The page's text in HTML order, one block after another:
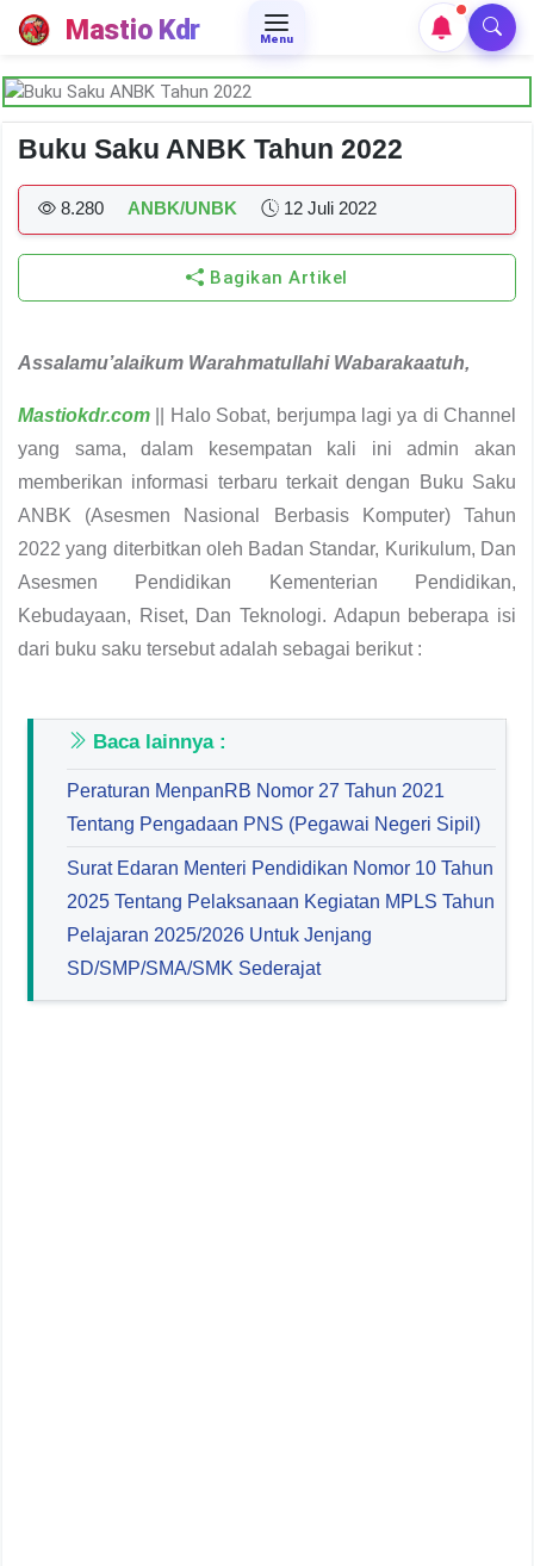
Mastio Kdr Menu
Buku Saku ANBK Tahun 2022
8.280 ANBK/UNBK 12 Juli 2022
Bagikan Artikel
Assalamu’alaikum Warahmatullahi Wabarakaatuh,
Mastiokdr.com || Halo Sobat, berjumpa lagi ya di Channel
yang sama, dalam kesempatan kali ini admin akan
memberikan informasi terbaru terkait dengan Buku Saku
ANBK (Asesmen Nasional Berbasis Komputer) Tahun
2022 yang diterbitkan oleh Badan Standar, Kurikulum, Dan
Asesmen Pendidikan Kementerian Pendidikan,
Kebudayaan, Riset, Dan Teknologi. Adapun beberapa isi
dari buku saku tersebut adalah sebagai berikut :
Baca lainnya :
Peraturan MenpanRB Nomor 27 Tahun 2021
Tentang Pengadaan PNS (Pegawai Negeri Sipil)
Surat Edaran Menteri Pendidikan Nomor 10 Tahun
2025 Tentang Pelaksanaan Kegiatan MPLS Tahun
Pelajaran 2025/2026 Untuk Jenjang
SD/SMP/SMA/SMK Sederajat